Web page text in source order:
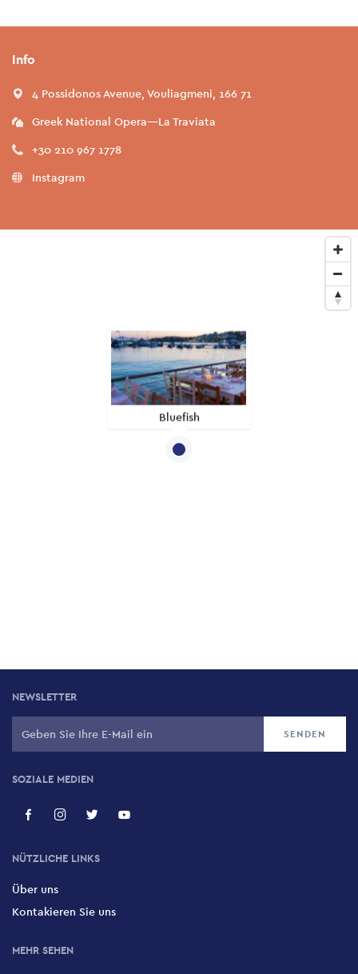
Info
4 Possidonos Avenue, Vouliagmeni, 166 71
Greek National Opera—La Traviata
+30 210 967 1778
Instagram
Bluefish
NEWSLETTER
SOZIALE MEDIEN
NÜTZLICHE LINKS
Über uns
Kontakieren Sie uns
MEHR SEHEN